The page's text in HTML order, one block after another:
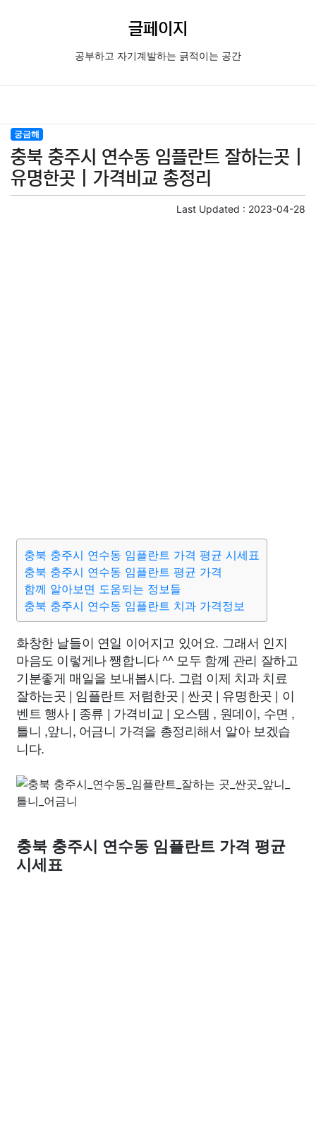
글페이지
공부하고 자기계발하는 긁적이는 공간
궁금해
충북 충주시 연수동 임플란트 잘하는곳 |
유명한곳 | 가격비교 총정리
Last Updated : 2023-04-28
충북 충주시 연수동 임플란트 가격 평균 시세표
충북 충주시 연수동 임플란트 평균 가격
함께 알아보면 도움되는 정보들
충북 충주시 연수동 임플란트 치과 가격정보
화창한 날들이 연일 이어지고 있어요. 그래서 인지
마음도 이렇게나 쨍합니다 ^^ 모두 함께 관리 잘하고
기분좋게 매일을 보내봅시다. 그럼 이제 치과 치료
잘하는곳 | 임플란트 저렴한곳 | 싼곳 | 유명한곳 | 이
벤트 행사 | 종류 | 가격비교 | 오스템 , 원데이, 수면 ,
틀니 ,앞니, 어금니 가격을 총정리해서 알아 보겠습
니다.
충북 충주시 연수동 임플란트 가격 평균
시세표